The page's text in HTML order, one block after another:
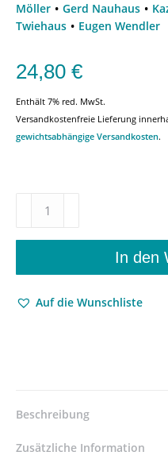
Möller
Gerd Nauhaus
Twiehaus
Eugen Wendler
24,80 €
Enthält 7% red. MwSt.
Versandkostenfreie Lieferung
gewichtsabhängige Versandkosten.
Studien
Janina
(Beitr.),
(Beitr.),
Wendler
In den
Auf die Wunschliste
Beschreibung
Zusätzliche Information